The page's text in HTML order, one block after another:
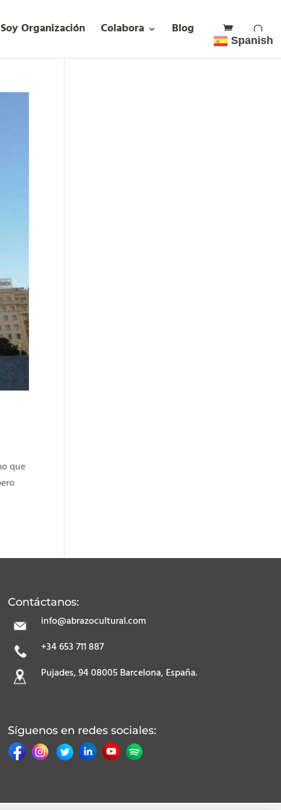
Soy Organización Colabora Blog
Spanish
que
Contáctanos:
info@abrazocultural.com
+34 653 711 887
Pujades, 94 08005 Barcelona, España.
Síguenos en redes sociales: